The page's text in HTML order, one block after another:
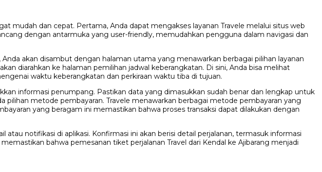
mudah dan cepat. Pertama, Anda dapat mengakses layanan Travele melalui situs web
dengan antarmuka yang user-friendly, memudahkan pengguna dalam navigasi dan
akan disambut dengan halaman utama yang menawarkan berbagai pilihan layanan
diarahkan ke halaman pemilihan jadwal keberangkatan. Di sini, Anda bisa melihat
waktu keberangkatan dan perkiraan waktu tiba di tujuan.
informasi penumpang. Pastikan data yang dimasukkan sudah benar dan lengkap untuk
pilihan metode pembayaran. Travele menawarkan berbagai metode pembayaran yang
yang beragam ini memastikan bahwa proses transaksi dapat dilakukan dengan
notifikasi di aplikasi. Konfirmasi ini akan berisi detail perjalanan, termasuk informasi
bahwa pemesanan tiket perjalanan Travel dari Kendal ke Ajibarang menjadi